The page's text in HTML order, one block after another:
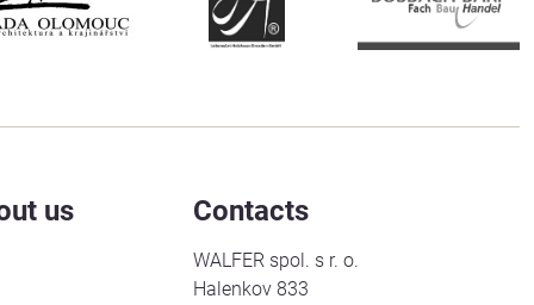
us Contacts
WALFER spol. s r. o.
Halenkov 833